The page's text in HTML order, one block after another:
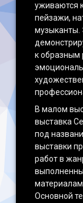
уживаются
пейзажи,
музыканты.
к образным
В малом
выставка
под
выставки
работ в
Основной